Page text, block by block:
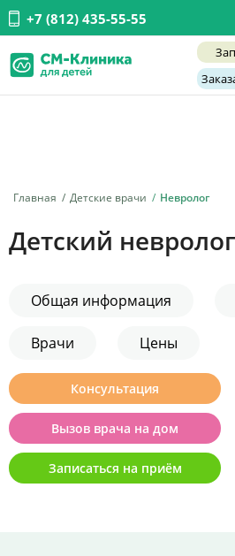
+7 (812) 435-55-55
Главная Детские врачи Невролог
Детский невролог
Общая информация
Врачи Цены
Консультация
Вызов врача на дом
Записаться на приём
Услуги
Детская хирургия
О нас
Контакты